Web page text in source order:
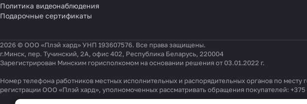
Политика видеонаблюдения
Подарочные сертификаты
2026 © ООО «Плэй хард» УНП 193607576. Все права защищены.
г.Минск, пер. Тучинский, 2А, офис 402, Республика Беларусь, 220004
Зарегистрирован Минским горисполкомом на основании решения от 03.01.2022 г.
Номер телефона работников местных исполнительных и распорядительных органов по месту
регистрации ООО «Плэй хард», уполномоченных рассматривать обращения покупателей: +375